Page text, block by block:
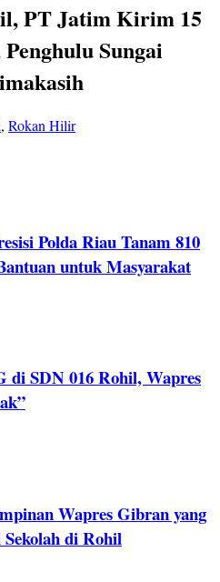
PT Jatim Kirim 15
Sungai
, Rokan Hilir
Polda Riau Tanam 810
untuk Masyarakat
di SDN 016 Rohil, Wapres
Wapres Gibran yang
di Rohil